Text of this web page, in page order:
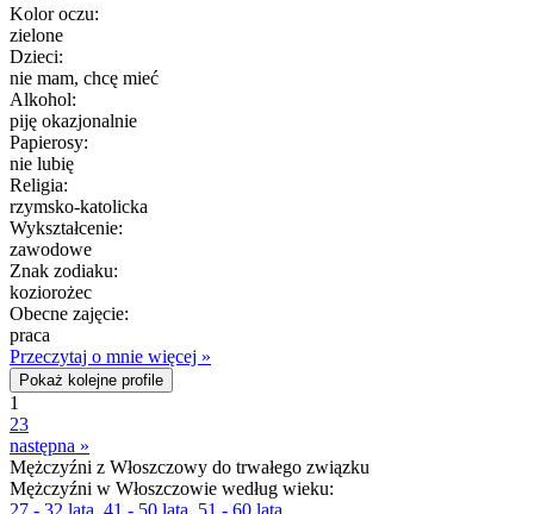
Kolor oczu:
zielone
Dzieci:
nie mam, chcę mieć
Alkohol:
piję okazjonalnie
Papierosy:
nie lubię
Religia:
rzymsko-katolicka
Wykształcenie:
zawodowe
Znak zodiaku:
koziorożec
Obecne zajęcie:
praca
Przeczytaj o mnie więcej »
Pokaż kolejne profile
1
23
następna »
Mężczyźni z Włoszczowy do trwałego związku
Mężczyźni w Włoszczowie według wieku:
27 - 32 lata, 41 - 50 lata, 51 - 60 lata